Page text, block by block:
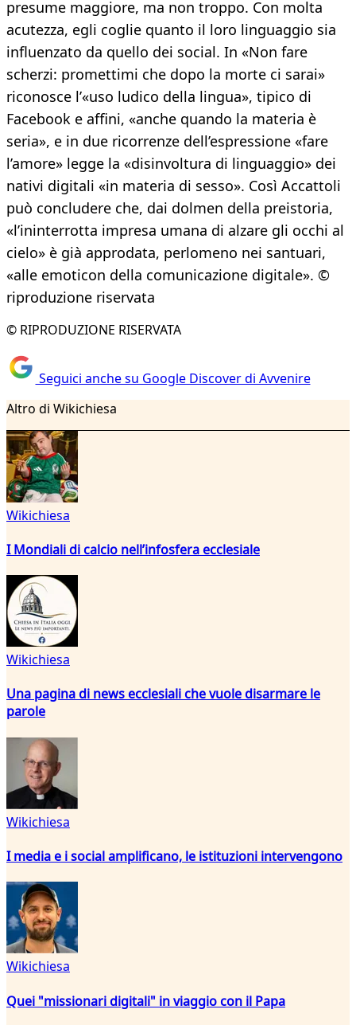
presume maggiore, ma non troppo. Con molta
acutezza, egli coglie quanto il loro linguaggio sia
influenzato da quello dei social. In «Non fare
scherzi: promettimi che dopo la morte ci sarai»
riconosce l’«uso ludico della lingua», tipico di
Facebook e affini, «anche quando la materia è
seria», e in due ricorrenze dell’espressione «fare
l’amore» legge la «disinvoltura di linguaggio» dei
nativi digitali «in materia di sesso». Così Accattoli
può concludere che, dai dolmen della preistoria,
«l’ininterrotta impresa umana di alzare gli occhi al
cielo» è già approdata, perlomeno nei santuari,
«alle emoticon della comunicazione digitale». ©
riproduzione riservata
© RIPRODUZIONE RISERVATA
Seguici anche su Google Discover di Avvenire
Altro di Wikichiesa
Wikichiesa
I Mondiali di calcio nell’infosfera ecclesiale
Wikichiesa
Una pagina di news ecclesiali che vuole disarmare le
parole
Wikichiesa
I media e i social amplificano, le istituzioni intervengono
Wikichiesa
Quei "missionari digitali" in viaggio con il Papa